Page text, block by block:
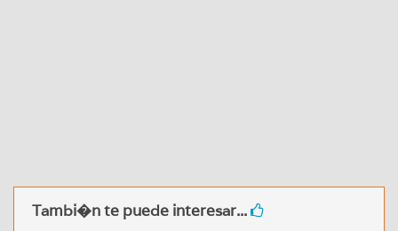
Tambi�n te puede interesar...